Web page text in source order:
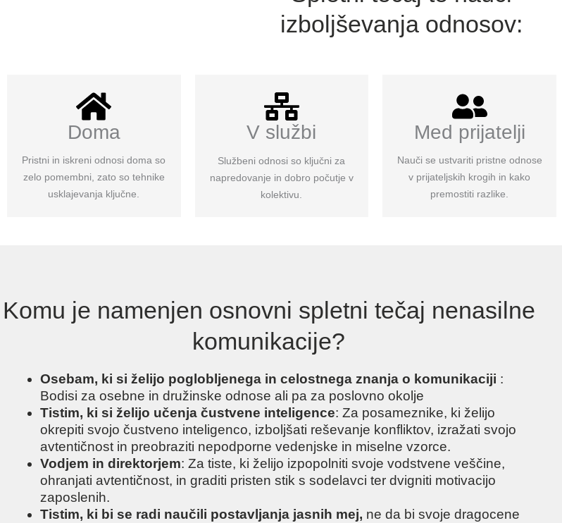
izboljševanja odnosov:
Doma
Pristni in iskreni odnosi doma so
zelo pomembni, zato so tehnike
usklajevanja ključne.
V službi
Službeni odnosi so ključni za
napredovanje in dobro počutje v
kolektivu.
Med prijatelji
Nauči se ustvariti pristne odnose
v prijateljskih krogih in kako
premostiti razlike.
Komu je namenjen osnovni spletni tečaj nenasilne
komunikacije?
Osebam, ki si želijo poglobljenega in celostnega znanja o komunikaciji :
Bodisi za osebne in družinske odnose ali pa za poslovno okolje
Tistim, ki si želijo učenja čustvene inteligence: Za posameznike, ki želijo
okrepiti svojo čustveno inteligenco, izboljšati reševanje konfliktov, izražati svojo
avtentičnost in preobraziti nepodporne vedenjske in miselne vzorce.
Vodjem in direktorjem: Za tiste, ki želijo izpopolniti svoje vodstvene veščine,
ohranjati avtentičnost, in graditi pristen stik s sodelavci ter dvigniti motivacijo
zaposlenih.
Tistim, ki bi se radi naučili postavljanja jasnih mej, ne da bi svoje dragocene